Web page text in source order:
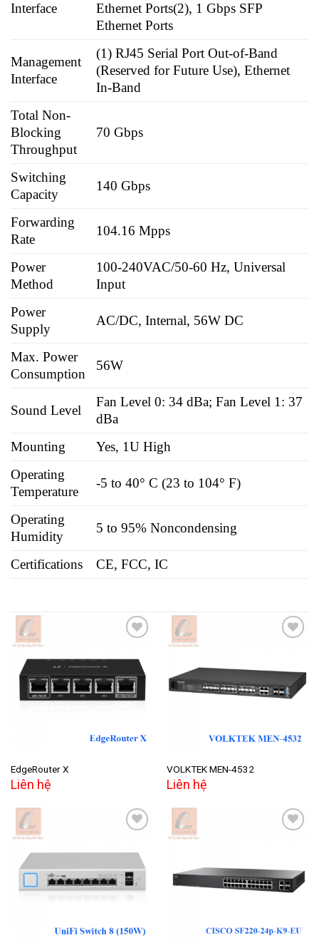
Interface
Ethernet Ports(2), 1 Gbps SFP
Ethernet Ports
Management
Interface
(1) RJ45 Serial Port Out‑of‑Band
(Reserved for Future Use), Ethernet
In‑Band
Total Non-
Blocking
Throughput
70 Gbps
Switching
Capacity
140 Gbps
Forwarding
Rate
104.16 Mpps
Power
Method
100‑240VAC/50‑60 Hz, Universal
Input
Power
Supply
AC/DC, Internal, 56W DC
Max. Power
Consumption
56W
Sound Level
Fan Level 0: 34 dBa; Fan Level 1: 37
dBa
Mounting
Yes, 1U High
Operating
Temperature
-5 to 40° C (23 to 104° F)
Operating
Humidity
5 to 95% Noncondensing
Certifications CE, FCC, IC
Add to
wishlist
EdgeRouter X
Liên hệ
Add to
wishlist
VOLKTEK MEN-4532
Liên hệ
Add to
wishlist
wishlist